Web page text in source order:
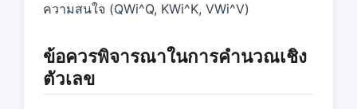
ความสนใจ (QWi^Q, KWi^K, VWi^V)
ข้อควรพิจารณาในการคํานวณเชิง
ตัวเลข